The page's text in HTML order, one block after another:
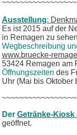
Ausstellung:
Es ist 2015 auf der
in Remagen zu
Wegbeschreibung
www.bruecke-
53424 Remagen am
Öffnungszeiten des
Uhr (Mai bis Oktober
Der Getränke-
geöffnet.